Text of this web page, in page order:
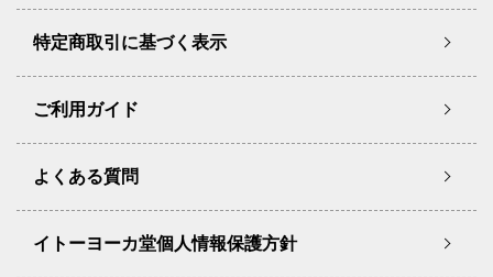
特定商取引に基づく表示
ご利用ガイド
よくある質問
イトーヨーカ堂個人情報保護方針